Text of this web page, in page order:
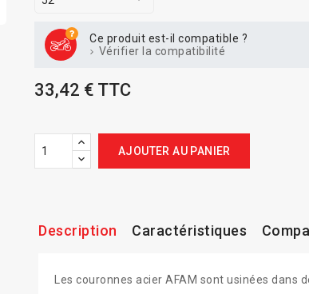
Ce produit est-il compatible ?
Vérifier la compatibilité
33,42 € TTC
AJOUTER AU PANIER
Description Caractéristiques
Les couronnes acier AFAM sont usinées